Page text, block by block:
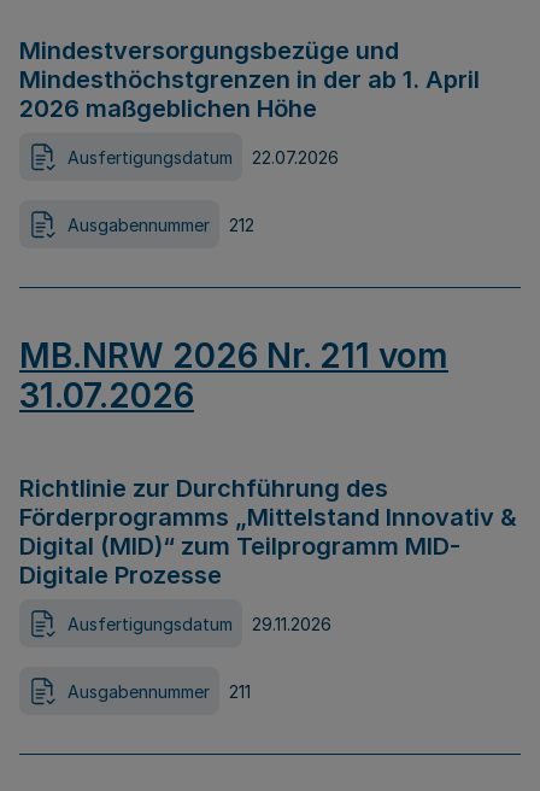
Mindestversorgungsbezüge und
Mindesthöchstgrenzen in der ab 1. April
2026 maßgeblichen Höhe
Ausfertigungsdatum 22.07.2026
Ausgabennummer 212
MB.NRW 2026 Nr. 211 vom
31.07.2026
Richtlinie zur Durchführung des
Förderprogramms „Mittelstand Innovativ &
Digital (MID)“ zum Teilprogramm MID-
Digitale Prozesse
Ausfertigungsdatum 29.11.2026
Ausgabennummer 211